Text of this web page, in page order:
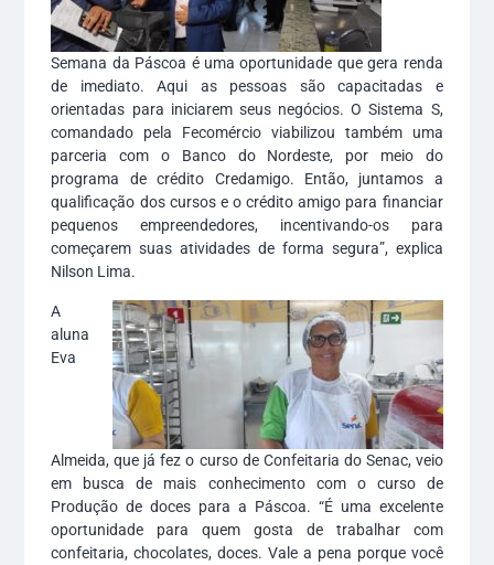
Semana da Páscoa é uma oportunidade que gera renda
de imediato. Aqui as pessoas são capacitadas e
orientadas para iniciarem seus negócios. O Sistema S,
comandado pela Fecomércio viabilizou também uma
parceria com o Banco do Nordeste, por meio do
programa de crédito Credamigo. Então, juntamos a
qualificação dos cursos e o crédito amigo para financiar
pequenos empreendedores, incentivando-os para
começarem suas atividades de forma segura”, explica
Nilson Lima.
A
aluna
Eva
Almeida, que já fez o curso de Confeitaria do Senac, veio
em busca de mais conhecimento com o curso de
Produção de doces para a Páscoa. “É uma excelente
oportunidade para quem gosta de trabalhar com
confeitaria, chocolates, doces. Vale a pena porque você